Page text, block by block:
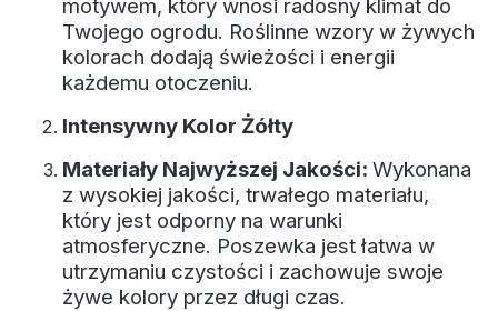
motywem, który wnosi radosny klimat do
Twojego ogrodu. Roślinne wzory w żywych
kolorach dodają świeżości i energii
każdemu otoczeniu.
Intensywny Kolor Żółty
Materiały Najwyższej Jakości: Wykonana
z wysokiej jakości, trwałego materiału,
który jest odporny na warunki
atmosferyczne. Poszewka jest łatwa w
utrzymaniu czystości i zachowuje swoje
żywe kolory przez długi czas.